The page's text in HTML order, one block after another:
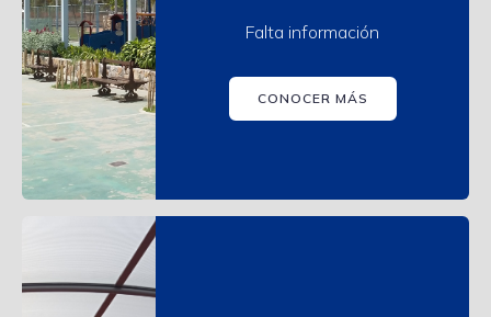
Falta información
CONOCER MÁS